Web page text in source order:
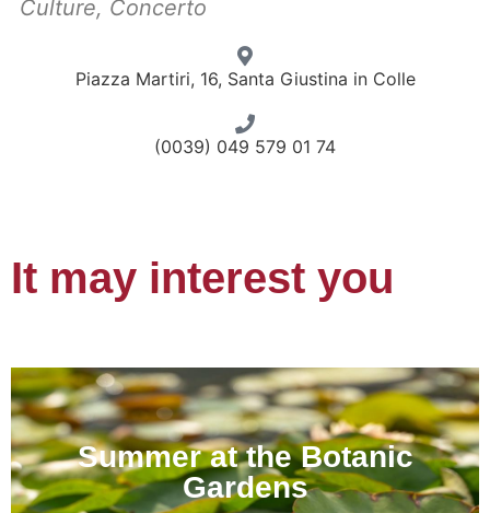
Culture, Concerto
Piazza Martiri, 16, Santa Giustina in Colle
(0039) 049 579 01 74
It may interest you
Summer at the Botanic
Gardens